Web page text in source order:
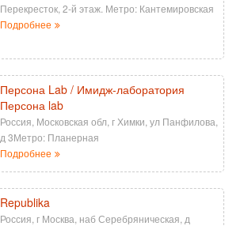
Перекресток, 2-й этаж. Метро: Кантемировская
Подробнее
Персона Lab / Имидж-лаборатория
Персона lab
Россия, Московская обл, г Химки, ул Панфилова,
д 3Метро: Планерная
Подробнее
Republika
Россия, г Москва, наб Серебряническая, д